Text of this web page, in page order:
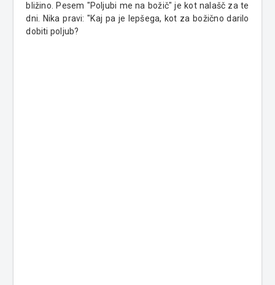
bližino. Pesem "Poljubi me na božič" je kot nalašč za te
dni. Nika pravi: "Kaj pa je lepšega, kot za božično darilo
dobiti poljub?